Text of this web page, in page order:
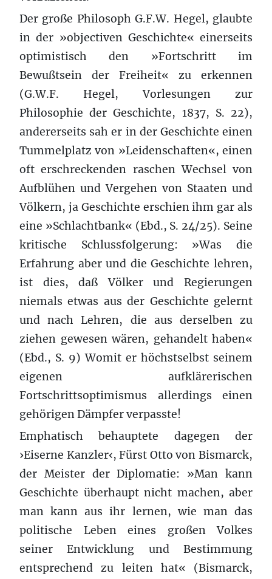
Der große Philosoph G.F.W. Hegel, glaubte
in der »objectiven Geschichte« einerseits
optimistisch den »Fortschritt im
Bewußtsein der Freiheit« zu erkennen
(G.W.F. Hegel, Vorlesungen zur
Philosophie der Geschichte, 1837, S. 22),
andererseits sah er in der Geschichte einen
Tummelplatz von »Leidenschaften«, einen
oft erschreckenden raschen Wechsel von
Aufblühen und Vergehen von Staaten und
Völkern, ja Geschichte erschien ihm gar als
eine »Schlachtbank« (Ebd., S. 24/25). Seine
kritische Schlussfolgerung: »Was die
Erfahrung aber und die Geschichte lehren,
ist dies, daß Völker und Regierungen
niemals etwas aus der Geschichte gelernt
und nach Lehren, die aus derselben zu
ziehen gewesen wären, gehandelt haben«
(Ebd., S. 9) Womit er höchstselbst seinem
eigenen aufklärerischen
Fortschrittsoptimismus allerdings einen
gehörigen Dämpfer verpasste!
Emphatisch behauptete dagegen der
›Eiserne Kanzler‹, Fürst Otto von Bismarck,
der Meister der Diplomatie: »Man kann
Geschichte überhaupt nicht machen, aber
man kann aus ihr lernen, wie man das
politische Leben eines großen Volkes
seiner Entwicklung und Bestimmung
entsprechend zu leiten hat« (Bismarck,